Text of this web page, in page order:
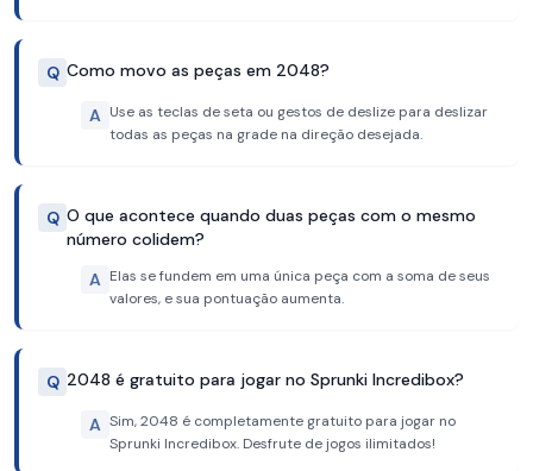
Q Como movo as peças em 2048?
A Use as teclas de seta ou gestos de deslize para deslizar
todas as peças na grade na direção desejada.
Q O que acontece quando duas peças com o mesmo
número colidem?
A Elas se fundem em uma única peça com a soma de seus
valores, e sua pontuação aumenta.
Q 2048 é gratuito para jogar no Sprunki Incredibox?
A Sim, 2048 é completamente gratuito para jogar no
Sprunki Incredibox. Desfrute de jogos ilimitados!